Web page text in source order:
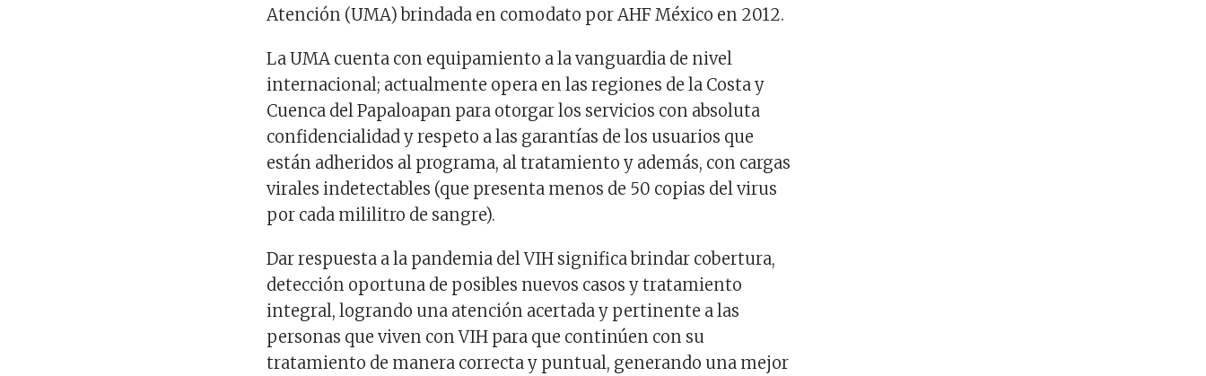
Atención (UMA) brindada en comodato por AHF México en 2012.
La UMA cuenta con equipamiento a la vanguardia de nivel
internacional; actualmente opera en las regiones de la Costa y
Cuenca del Papaloapan para otorgar los servicios con absoluta
confidencialidad y respeto a las garantías de los usuarios que
están adheridos al programa, al tratamiento y además, con cargas
virales indetectables (que presenta menos de 50 copias del virus
por cada mililitro de sangre).
Dar respuesta a la pandemia del VIH significa brindar cobertura,
detección oportuna de posibles nuevos casos y tratamiento
integral, logrando una atención acertada y pertinente a las
personas que viven con VIH para que continúen con su
tratamiento de manera correcta y puntual, generando una mejor